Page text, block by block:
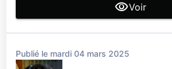
Voir
Publié le mardi 04 mars 2025